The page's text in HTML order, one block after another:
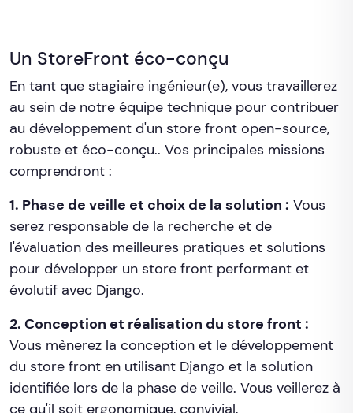
Un StoreFront éco-conçu
En tant que stagiaire ingénieur(e), vous travaillerez
au sein de notre équipe technique pour contribuer
au développement d'un store front open-source,
robuste et éco-conçu.. Vos principales missions
comprendront :
1. Phase de veille et choix de la solution : Vous
serez responsable de la recherche et de
l'évaluation des meilleures pratiques et solutions
pour développer un store front performant et
évolutif avec Django.
2. Conception et réalisation du store front :
Vous mènerez la conception et le développement
du store front en utilisant Django et la solution
identifiée lors de la phase de veille. Vous veillerez à
ce qu'il soit ergonomique, convivial,